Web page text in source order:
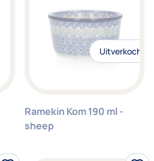
Uitverkocht
Ramekin Kom 190 ml -
sheep